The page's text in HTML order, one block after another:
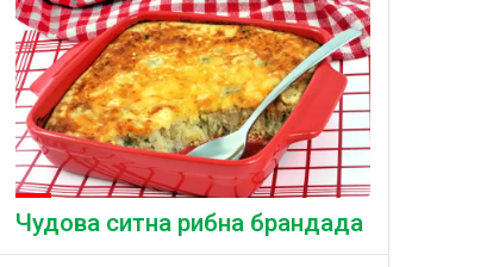
Чудова ситна рибна брандада